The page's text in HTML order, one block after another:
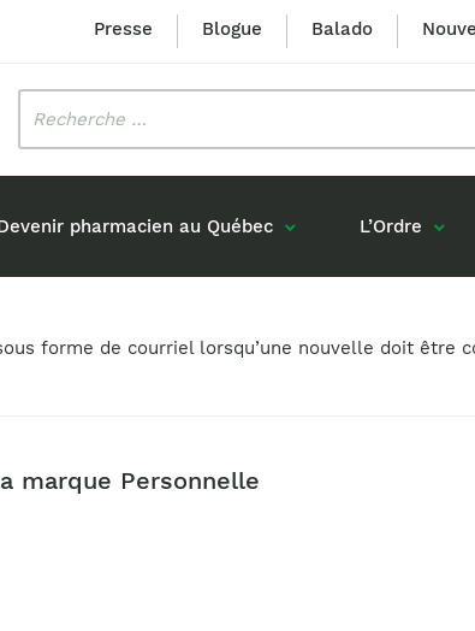
Presse Blogue Balado
Formation
pharmacien au Québec
Diplômés en France
L’Ordre
valeurs
Prix Louis-Hébert
Fellow
forme de courriel lorsqu’une nouvelle doit être
marque Personnelle